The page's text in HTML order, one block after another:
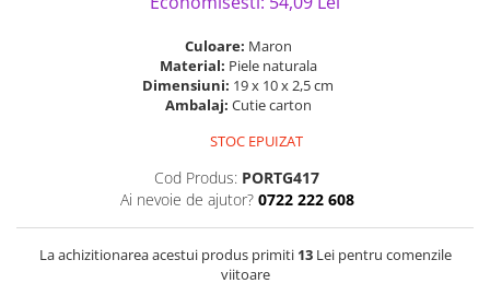
Culoare: Maron
Material: Piele naturala
Dimensiuni: 19 x 10 x 2,5 cm
Ambalaj: Cutie carton
STOC EPUIZAT
Cod Produs: PORTG417
Ai nevoie de ajutor? 0722 222 608
La achizitionarea acestui produs primiti 13Lei pentru comenzile
viitoare